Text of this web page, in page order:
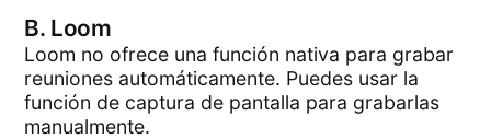
B. Loom
Loom no ofrece una función nativa para grabar
reuniones automáticamente. Puedes usar la
función de captura de pantalla para grabarlas
manualmente.